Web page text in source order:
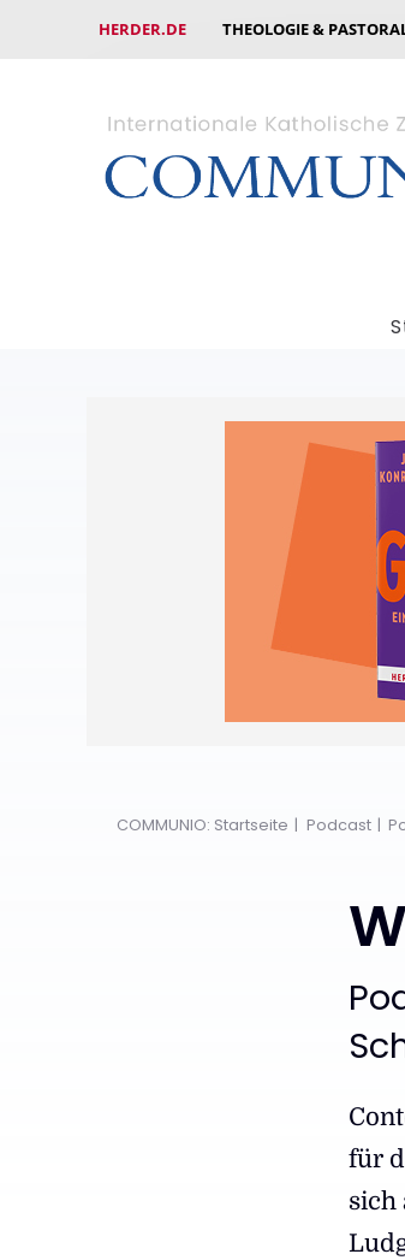
HERDER.DE THEOLOGIE &
COMMUNIO: Startseite Podcast
:
für
sich